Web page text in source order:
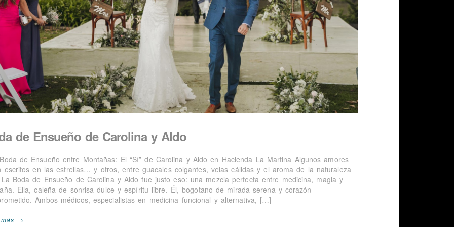
de Ensueño de Carolina y Aldo
de Ensueño entre Montañas: El “Sí” de Carolina y Aldo en Hacienda La Martina Algunos amores
escritos en las estrellas… y otros, entre guacales colgantes, velas cálidas y el aroma de la naturaleza
Boda de Ensueño de Carolina y Aldo fue justo eso: una mezcla perfecta entre medicina, magia y
Ella, caleña de sonrisa dulce y espíritu libre. Él, bogotano de mirada serena y corazón
Ambos médicos, especialistas en medicina funcional y alternativa, […]
→